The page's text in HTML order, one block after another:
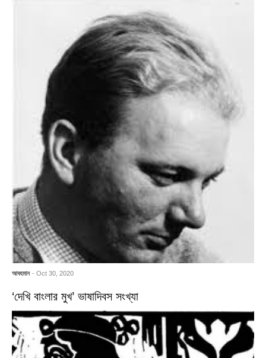
আবহমান - Oct 30, 2020
‘দেখি বাংলার মুখ’ ভাষাদিবস সংখ্যা